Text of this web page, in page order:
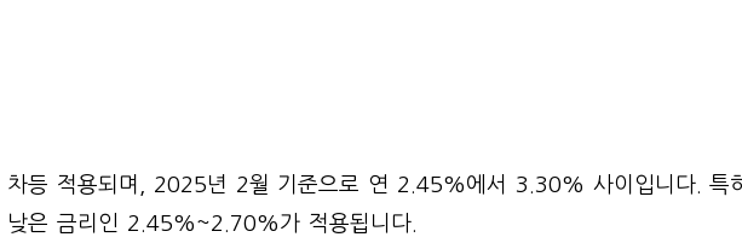
차등 적용되며, 2025년 2월 기준으로 연 2.45%에서 3.30% 사이입니다. 특
낮은 금리인 2.45%~2.70%가 적용됩니다.